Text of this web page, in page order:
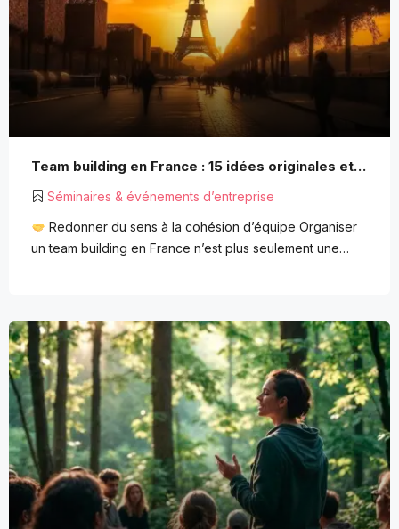
Team building en France : 15 idées originales et durables pour fédérer vos équipes
Séminaires & événements d’entreprise
Redonner du sens à la cohésion d’équipe Organiser
un team building en France n’est plus seulement une…